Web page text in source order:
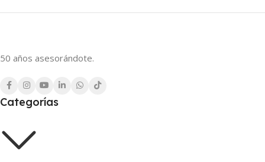
50 años asesorándote.
Categorías